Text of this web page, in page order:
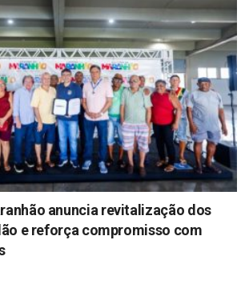
anuncia revitalização dos
e reforça compromisso com